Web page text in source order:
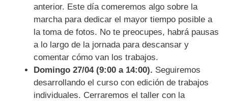
anterior. Este día comeremos algo sobre la
marcha para dedicar el mayor tiempo posible a
la toma de fotos. No te preocupes, habrá pausas
a lo largo de la jornada para descansar y
comentar cómo van los trabajos.
Domingo 27/04 (9:00 a 14:00). Seguiremos
desarrollando el curso con edición de trabajos
individuales. Cerraremos el taller con la